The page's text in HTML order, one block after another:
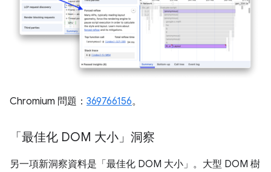
Chromium 問題： 369766156。
「最佳化 DOM 大小」洞察
另一項新洞察資料是「最佳化 DOM 大小」 。大型 DOM 樹